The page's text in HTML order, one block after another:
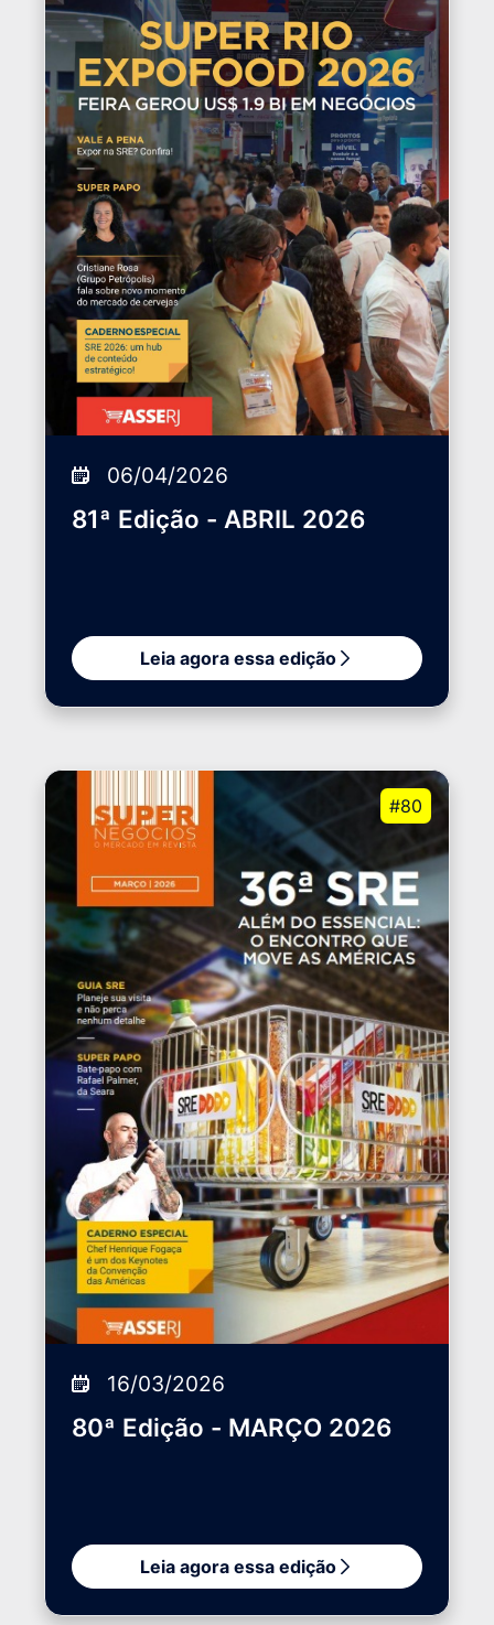
06/04/2026
81ª Edição - ABRIL 2026
Leia agora essa edição
#80
16/03/2026
80ª Edição - MARÇO 2026
Leia agora essa edição